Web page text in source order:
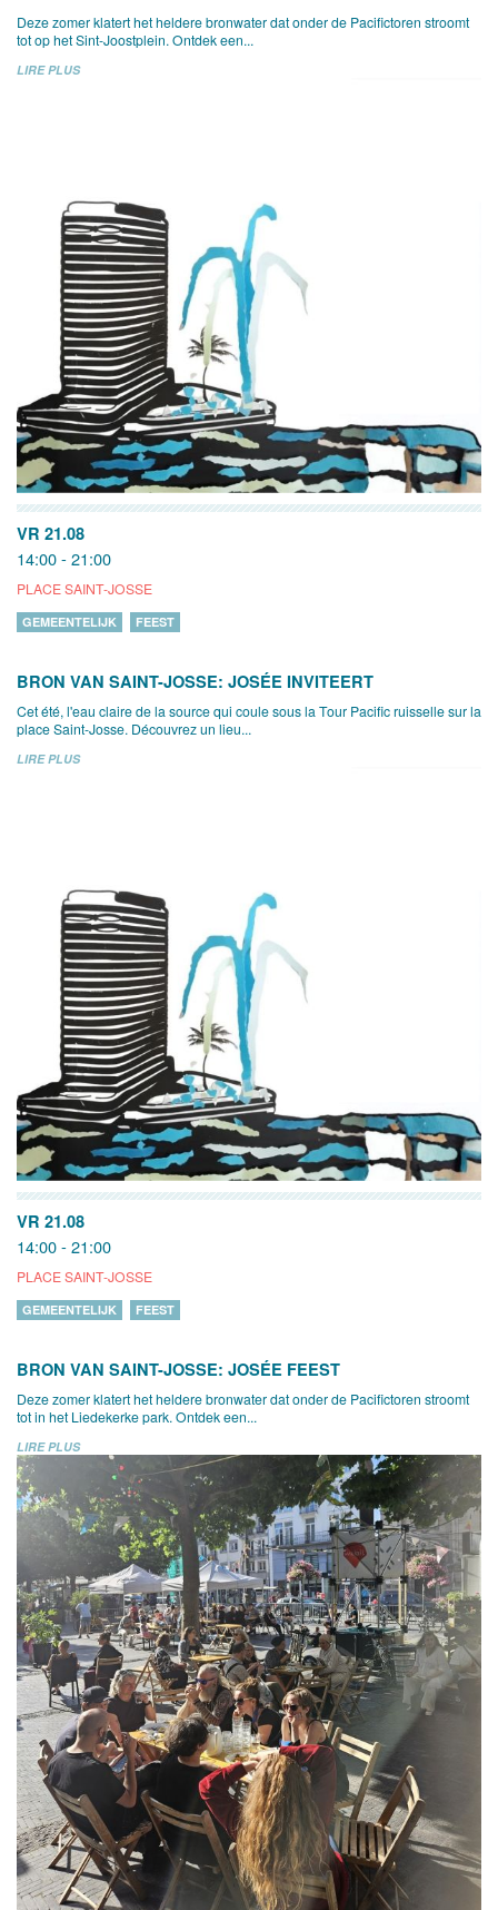
Deze zomer klatert het heldere bronwater dat onder de Pacifictoren stroomt
tot op het Sint-Joostplein. Ontdek een...
LIRE PLUS
VR 21.08
14:00 - 21:00
PLACE SAINT-JOSSE
GEMEENTELIJK FEEST
BRON VAN SAINT-JOSSE: JOSÉE INVITEERT
Cet été, l'eau claire de la source qui coule sous la Tour Pacific ruisselle sur la
place Saint-Josse. Découvrez un lieu...
LIRE PLUS
VR 21.08
14:00 - 21:00
PLACE SAINT-JOSSE
GEMEENTELIJK FEEST
BRON VAN SAINT-JOSSE: JOSÉE FEEST
Deze zomer klatert het heldere bronwater dat onder de Pacifictoren stroomt
tot in het Liedekerke park. Ontdek een...
LIRE PLUS